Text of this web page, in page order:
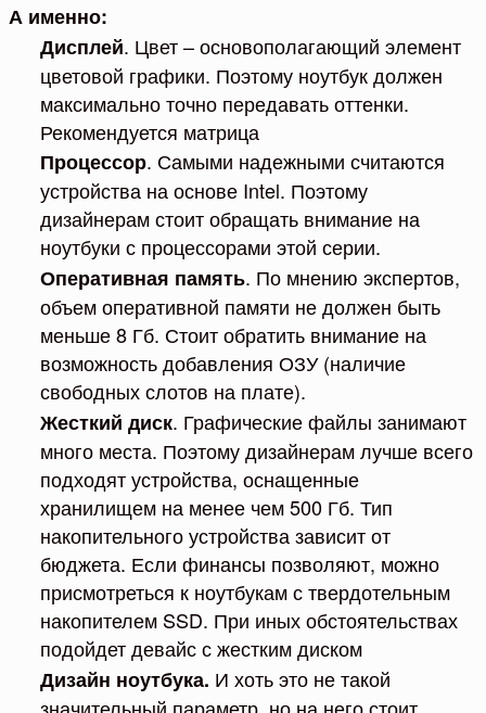
А именно:
Дисплей. Цвет – основополагающий элемент
цветовой графики. Поэтому ноутбук должен
максимально точно передавать оттенки.
Рекомендуется матрица
Процессор. Самыми надежными считаются
устройства на основе Intel. Поэтому
дизайнерам стоит обращать внимание на
ноутбуки с процессорами этой серии.
Оперативная память. По мнению экспертов,
объем оперативной памяти не должен быть
меньше 8 Гб. Стоит обратить внимание на
возможность добавления ОЗУ (наличие
свободных слотов на плате).
Жесткий диск. Графические файлы занимают
много места. Поэтому дизайнерам лучше всего
подходят устройства, оснащенные
хранилищем на менее чем 500 Гб. Тип
накопительного устройства зависит от
бюджета. Если финансы позволяют, можно
присмотреться к ноутбукам с твердотельным
накопителем SSD. При иных обстоятельствах
подойдет девайс с жестким диском
Дизайн ноутбука. И хоть это не такой